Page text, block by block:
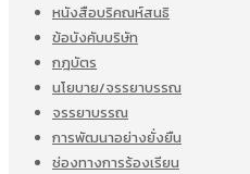
หนังสือบริคณห์สนธิ
ข้อบังคับบริษัท
กฎบัตร
นโยบาย/จรรยาบรรณ
จรรยาบรรณ
การพัฒนาอย่างยั่งยืน
ช่องทางการร้องเรียน